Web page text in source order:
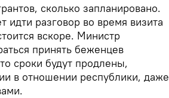
сколько запланировано.
идти разговор во время визита
вскоре. Министр
принять беженцев
сроки будут продлены,
в отношении республики, даже